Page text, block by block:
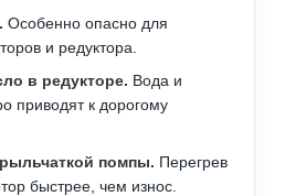
Особенно опасно для
и редуктора.
в редукторе. Вода и
приводят к дорогому
помпы. Перегрев
быстрее, чем износ.